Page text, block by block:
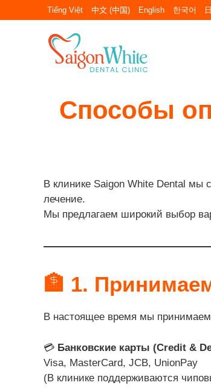
к
содержимому
Tiếng Việt 中文 (中国) English 한국어
Способы
В клинике Saigon White Dental
лечение.
Мы предлагаем широкий выбор
🏦 1.
В настоящее время мы
💳 Банковские карты (Credit &
Visa, MasterCard, JCB, UnionPay
(В клинике поддерживаются